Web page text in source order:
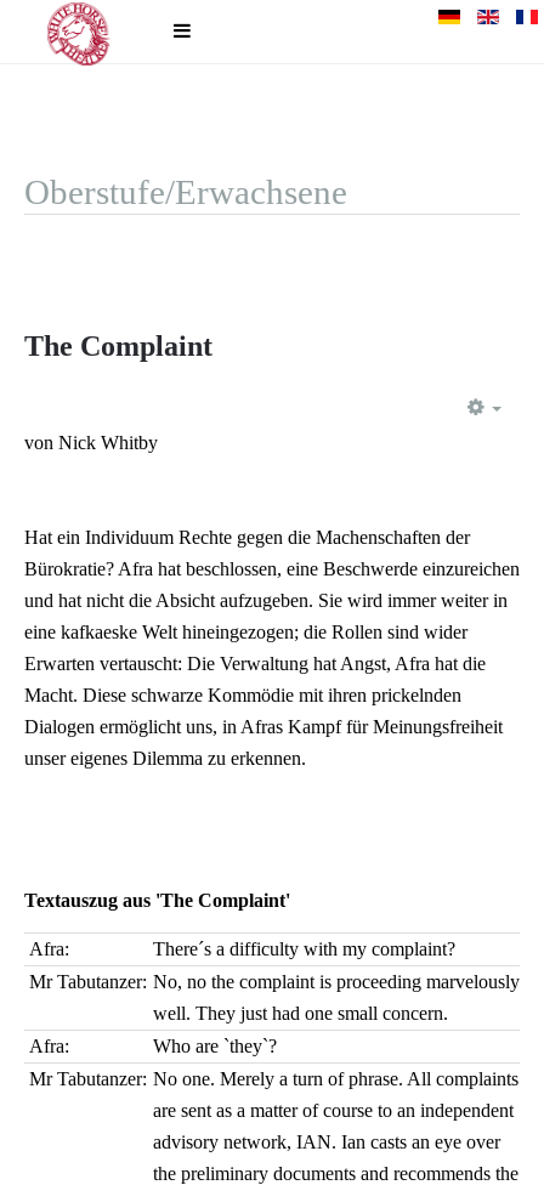
Oberstufe/Erwachsene
The Complaint
von Nick Whitby
Hat ein Individuum Rechte gegen die Machenschaften der
Bürokratie? Afra hat beschlossen, eine Beschwerde einzureichen
und hat nicht die Absicht aufzugeben. Sie wird immer weiter in
eine kafkaeske Welt hineingezogen; die Rollen sind wider
Erwarten vertauscht: Die Verwaltung hat Angst, Afra hat die
Macht. Diese schwarze Kommödie mit ihren prickelnden
Dialogen ermöglicht uns, in Afras Kampf für Meinungsfreiheit
unser eigenes Dilemma zu erkennen.
Textauszug aus 'The Complaint'
Afra:
There´s a difficulty with my complaint?
Mr Tabutanzer: No, no the complaint is proceeding marvelously
well. They just had one small concern.
Afra:
Who are `they`?
Mr Tabutanzer: No one. Merely a turn of phrase. All complaints
are sent as a matter of course to an independent
advisory network, IAN. Ian casts an eye over
the preliminary documents and recommends the